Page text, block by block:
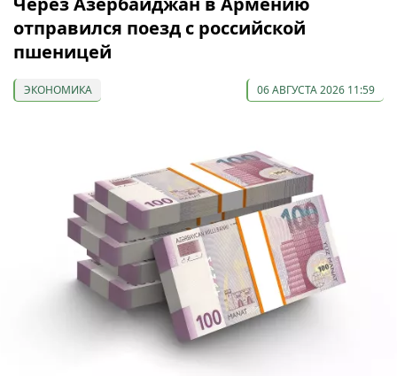
отправился поезд с российской
пшеницей
ЭКОНОМИКА 06 АВГУСТА 2026 11:59